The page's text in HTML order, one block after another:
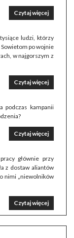
Czytaj więcej
ludzi, którzy
po wojnie
w najgorszym z
Czytaj więcej
podczas kampanii
Czytaj więcej
głównie przy
z dostaw aliantów
nimi „niewolników
Czytaj więcej